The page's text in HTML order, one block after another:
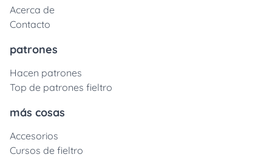
Acerca de
Contacto
patrones
Hacen patrones
Top de patrones fieltro
más cosas
Accesorios
Cursos de fieltro